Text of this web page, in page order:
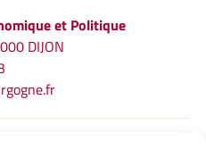
et Politique
DIJON